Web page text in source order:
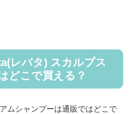
レバタ) スカルプス
どこで買える？
ムシャンプーは通販ではどこで